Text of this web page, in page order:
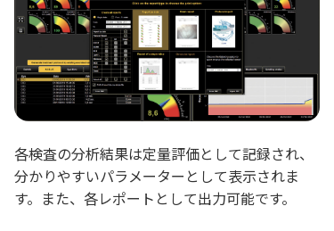
各検査の分析結果は定量評価として記録され、
分かりやすいパラメーター として表示されま
す。また、各レポートとして出力可能です。